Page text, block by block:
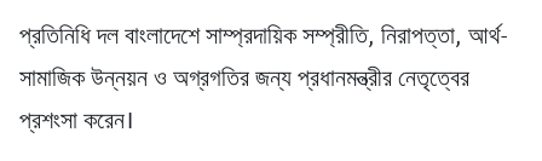
প্রতিনিধি দল বাংলাদেশে সাম্প্রদায়িক সম্প্রীতি, নিরাপত্তা, আর্থ-
সামাজিক উন্নয়ন ও অগ্রগতির জন্য প্রধানমন্ত্রীর নেতৃত্বের
প্রশংসা করেন।